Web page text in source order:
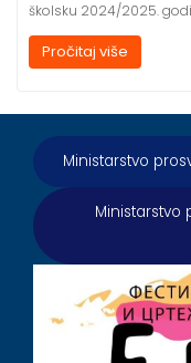
školsku 2024/2025.
Pročitaj više
Ministarstvo
Ministarstvo